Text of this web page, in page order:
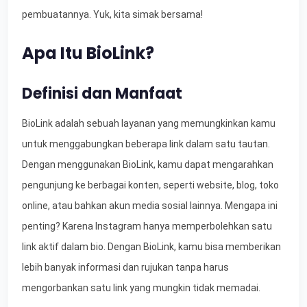
pembuatannya. Yuk, kita simak bersama!
Apa Itu BioLink?
Definisi dan Manfaat
BioLink adalah sebuah layanan yang memungkinkan kamu
untuk menggabungkan beberapa link dalam satu tautan.
Dengan menggunakan BioLink, kamu dapat mengarahkan
pengunjung ke berbagai konten, seperti website, blog, toko
online, atau bahkan akun media sosial lainnya. Mengapa ini
penting? Karena Instagram hanya memperbolehkan satu
link aktif dalam bio. Dengan BioLink, kamu bisa memberikan
lebih banyak informasi dan rujukan tanpa harus
mengorbankan satu link yang mungkin tidak memadai.